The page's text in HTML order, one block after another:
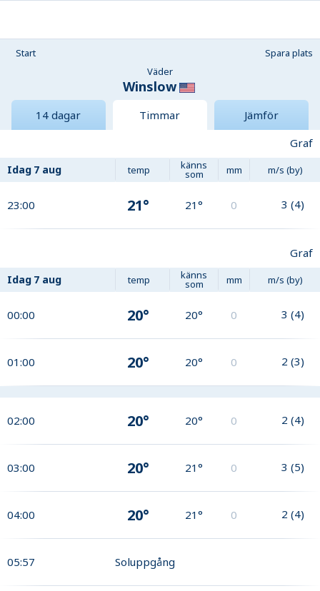
Start
Spara plats
Väder
Winslow
14 dagar Timmar
Jämför
Graf
Idag 7 aug temp känns
som mm m/s (by)
23:00 21° 21° 0 3 (4)
Graf
Idag 7 aug temp känns
som mm m/s (by)
00:00 20° 20° 0 3 (4)
01:00 20° 20° 0 2 (3)
02:00 20° 20° 0 2 (4)
03:00 20° 21° 0 3 (5)
04:00 20° 21° 0 2 (4)
05:57 Soluppgång